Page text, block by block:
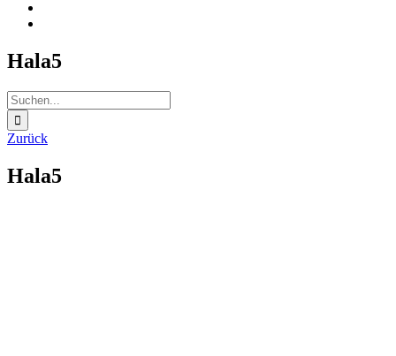
Hala5
Suche
nach:
Zurück
Hala5